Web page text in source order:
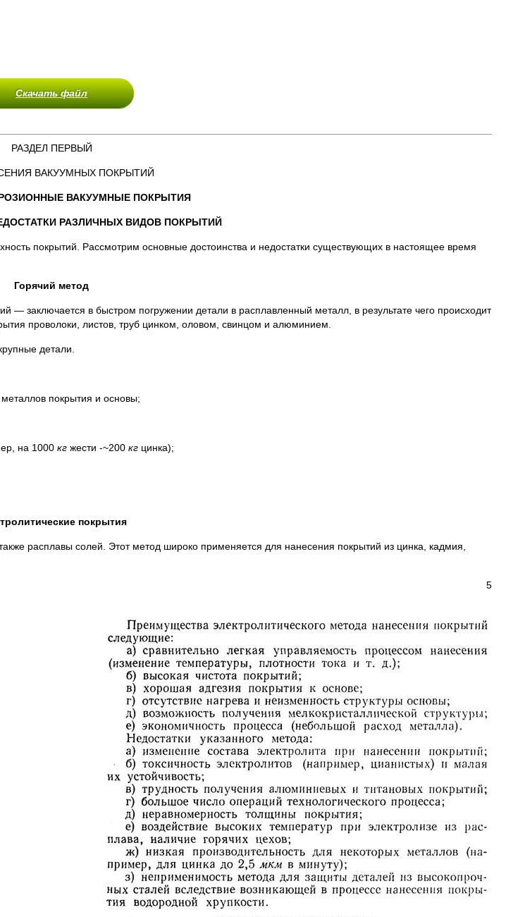
Скачать файл
РАЗДЕЛ ПЕРВЫЙ
ВАКУУМНЫХ ПОКРЫТИЙ
ВАКУУМНЫЕ ПОКРЫТИЯ
РАЗЛИЧНЫХ ВИДОВ ПОКРЫТИЙ
покрытий. Рассмотрим основные достоинства и недостатки существующих в настоящее время
Горячий метод
заключается в быстром погружении детали в расплавленный металл, в результате чего происходит
проволоки, листов, труб цинком, оловом, свинцом и алюминием.
детали.
покрытия и основы;
на 1000 кг жести -~200 кг цинка);
покрытия
расплавы солей. Этот метод широко применяется для нанесения покрытий из цинка, кадмия,
5